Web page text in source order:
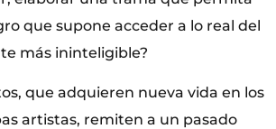
que supone acceder a lo real del
más ininteligible?
que adquieren nueva vida en los
artistas, remiten a un pasado